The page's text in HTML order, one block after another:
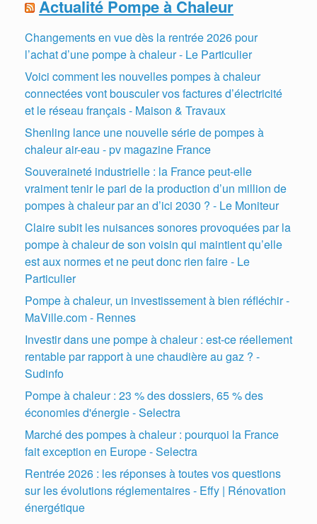
Actualité Pompe à Chaleur
Changements en vue dès la rentrée 2026 pour
l’achat d’une pompe à chaleur - Le Particulier
Voici comment les nouvelles pompes à chaleur
connectées vont bousculer vos factures d’électricité
et le réseau français - Maison & Travaux
Shenling lance une nouvelle série de pompes à
chaleur air-eau - pv magazine France
Souveraineté industrielle : la France peut-elle
vraiment tenir le pari de la production d’un million de
pompes à chaleur par an d’ici 2030 ? - Le Moniteur
Claire subit les nuisances sonores provoquées par la
pompe à chaleur de son voisin qui maintient qu’elle
est aux normes et ne peut donc rien faire - Le
Particulier
Pompe à chaleur, un investissement à bien réfléchir -
MaVille.com - Rennes
Investir dans une pompe à chaleur : est-ce réellement
rentable par rapport à une chaudière au gaz ? -
Sudinfo
Pompe à chaleur : 23 % des dossiers, 65 % des
économies d'énergie - Selectra
Marché des pompes à chaleur : pourquoi la France
fait exception en Europe - Selectra
Rentrée 2026 : les réponses à toutes vos questions
sur les évolutions réglementaires - Effy | Rénovation
énergétique